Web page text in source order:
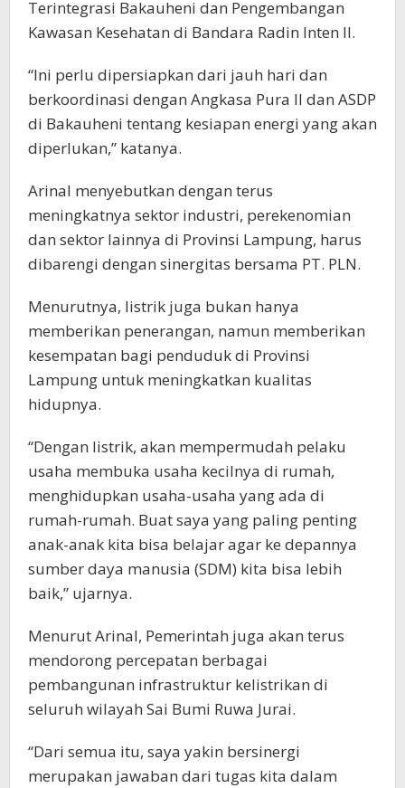
Terintegrasi Bakauheni dan Pengembangan
Kawasan Kesehatan di Bandara Radin Inten II.
“Ini perlu dipersiapkan dari jauh hari dan
berkoordinasi dengan Angkasa Pura II dan ASDP
di Bakauheni tentang kesiapan energi yang akan
diperlukan,” katanya.
Arinal menyebutkan dengan terus
meningkatnya sektor industri, perekenomian
dan sektor lainnya di Provinsi Lampung, harus
dibarengi dengan sinergitas bersama PT. PLN.
Menurutnya, listrik juga bukan hanya
memberikan penerangan, namun memberikan
kesempatan bagi penduduk di Provinsi
Lampung untuk meningkatkan kualitas
hidupnya.
“Dengan listrik, akan mempermudah pelaku
usaha membuka usaha kecilnya di rumah,
menghidupkan usaha-usaha yang ada di
rumah-rumah. Buat saya yang paling penting
anak-anak kita bisa belajar agar ke depannya
sumber daya manusia (SDM) kita bisa lebih
baik,” ujarnya.
Menurut Arinal, Pemerintah juga akan terus
mendorong percepatan berbagai
pembangunan infrastruktur kelistrikan di
seluruh wilayah Sai Bumi Ruwa Jurai.
“Dari semua itu, saya yakin bersinergi
merupakan jawaban dari tugas kita dalam